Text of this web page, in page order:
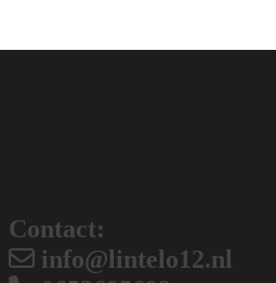
Contact:
info@lintelo12.nl